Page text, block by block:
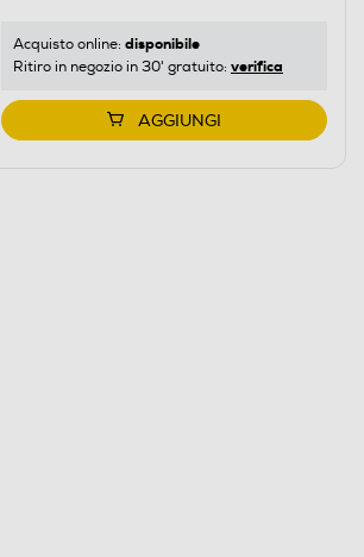
Acquisto online: disponibile
Ritiro in negozio in 30' gratuito: verifica
AGGIUNGI